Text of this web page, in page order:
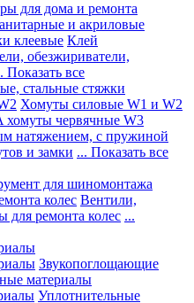
для дома и ремонта
и акриловые
клеевые Клей
обезжириватели,
Показать все
стальные стяжки
Хомуты силовые W1 и W2
хомуты червячные W3
натяжением, с пружиной
и замки ... Показать все
для шиномонтажа
колес Вентили,
для ремонта колес ...
Звукопоглощающие
материалы
Уплотнительные